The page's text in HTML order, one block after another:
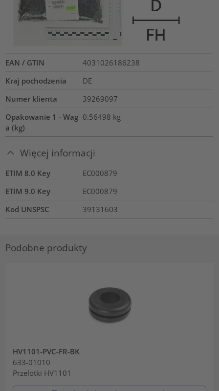
EAN / GTIN
4031026186238
Kraj pochodzenia
DE
Numer klienta
39269097
Opakowanie 1 - Wag
a (kg)
0.56498 kg
Więcej informacji
ETIM 8.0 Key
EC000879
ETIM 9.0 Key
EC000879
Kod UNSPSC
39131603
Podobne produkty
HV1101-PVC-FR-BK
633-01010
Przelotki HV1101